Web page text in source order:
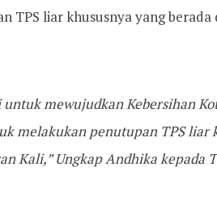
TPS liar khususnya yang berada
untuk mewujudkan Kebersihan
melakukan penutupan TPS liar
Kali,” Ungkap Andhika kepada